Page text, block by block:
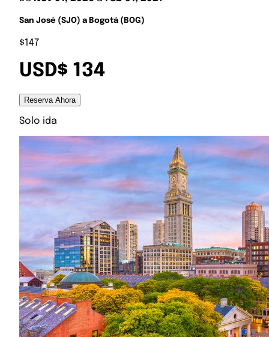
San José (SJO) a Bogotá (BOG)
$147
USD$ 134
Reserva Ahora
Solo ida